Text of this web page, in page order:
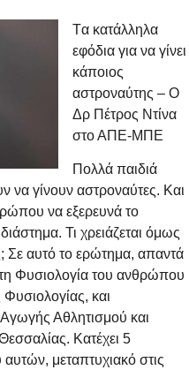
Tα κατάλληλα
εφόδια για να γίνει
κάποιος
αστροναύτης – O
Δρ Πέτρος Ντίνα
στο ΑΠΕ-ΜΠΕ
Πολλά παιδιά
να γίνουν αστροναύτες. Και
να εξερευνά το
Τι χρειάζεται όμως
Σε αυτό το ερώτημα, απαντά
Φυσιολογία του ανθρώπου
και
Αθλητισμού και
Κατέχει 5
αυτών, μεταπτυχιακό στις